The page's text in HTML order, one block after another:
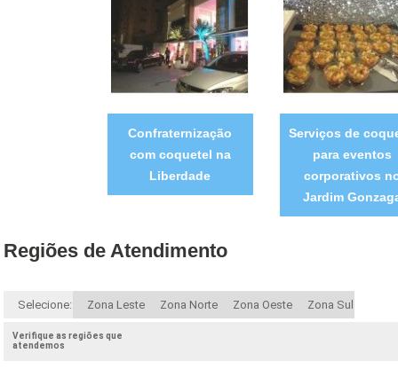
Confraternização
com coquetel na
Liberdade
Serviços de
para eventos
corporativos
Jardim
Regiões de Atendimento
Selecione: Zona Leste Zona Norte Zona Oeste Zona Sul
Verifique as regiões que
atendemos